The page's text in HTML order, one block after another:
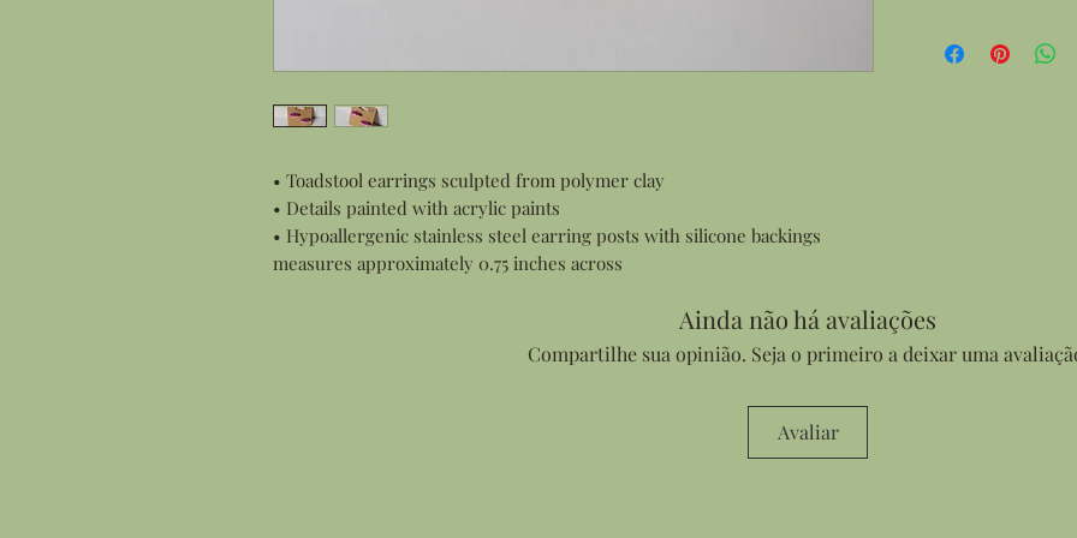
• Toadstool earrings sculpted from polymer clay
• Details painted with acrylic paints
• Hypoallergenic stainless steel earring posts with silicone backings
measures approximately 0.75 inches across
Ainda não há avaliações
Compartilhe sua opinião. Seja o primeiro a deixar uma
Avaliar